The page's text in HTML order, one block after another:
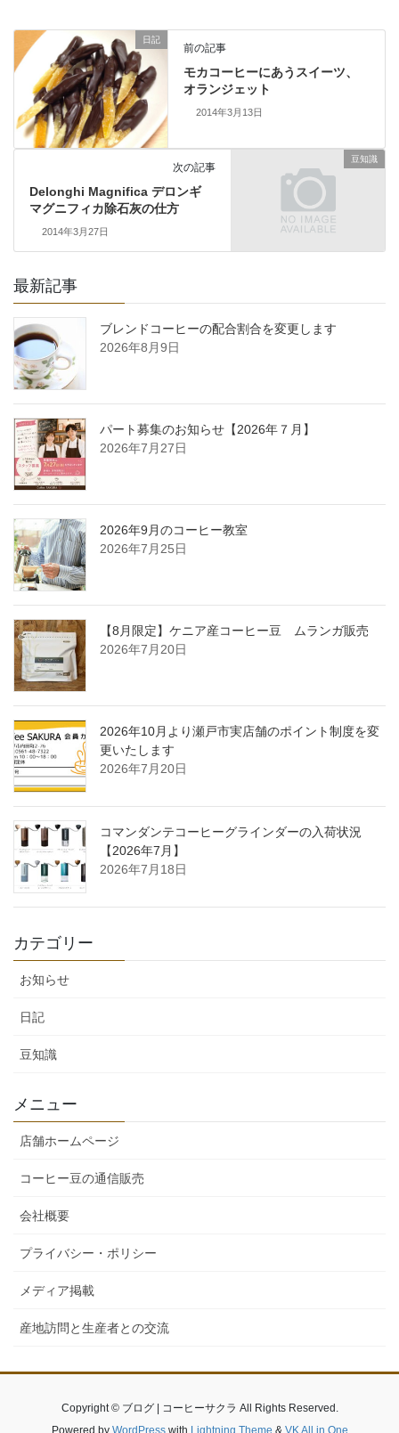
日記
前の記事
モカコーヒーにあうスイーツ、
オランジェット
2014年3月13日
豆知識
次の記事
Delonghi Magnifica デロンギ
マグニフィカ除石灰の仕方
2014年3月27日
最新記事
ブレンドコーヒーの配合割合を変更します
2026年8月9日
パート募集のお知らせ【2026年７月】
2026年7月27日
2026年9月のコーヒー教室
2026年7月25日
【8月限定】ケニア産コーヒー豆 ムランガ販売
2026年7月20日
2026年10月より瀬戸市実店舗のポイント制度を変
更いたします
2026年7月20日
コマンダンテコーヒーグラインダーの入荷状況
【2026年7月】
2026年7月18日
カテゴリー
お知らせ
日記
豆知識
メニュー
店舗ホームページ
コーヒー豆の通信販売
会社概要
プライバシー・ポリシー
メディア掲載
産地訪問と生産者との交流
Copyright © ブログ | コーヒーサクラ All Rights Reserved.